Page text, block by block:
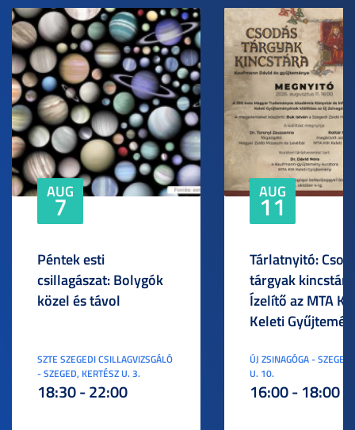
AUG
7
Péntek esti
csillagászat: Bolygók
közel és távol
SZTE SZEGEDI CSILLAGVIZSGÁLÓ
- SZEGED, KERTÉSZ U. 3.
18:30 - 22:00
AUG
11
Tárlatnyitó:
tárgyak
Ízelítő az MTA
Keleti
ÚJ ZSINAGÓGA -
U. 10.
16:00 - 18:00